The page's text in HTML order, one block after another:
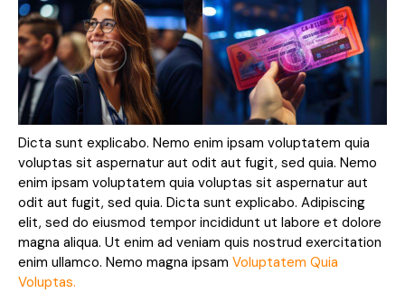
Dicta sunt explicabo. Nemo enim ipsam voluptatem quia
voluptas sit aspernatur aut odit aut fugit, sed quia. Nemo
enim ipsam voluptatem quia voluptas sit aspernatur aut
odit aut fugit, sed quia. Dicta sunt explicabo. Adipiscing
elit, sed do eiusmod tempor incididunt ut labore et dolore
magna aliqua. Ut enim ad veniam quis nostrud exercitation
enim ullamco. Nemo magna ipsam Voluptatem Quia
Voluptas.